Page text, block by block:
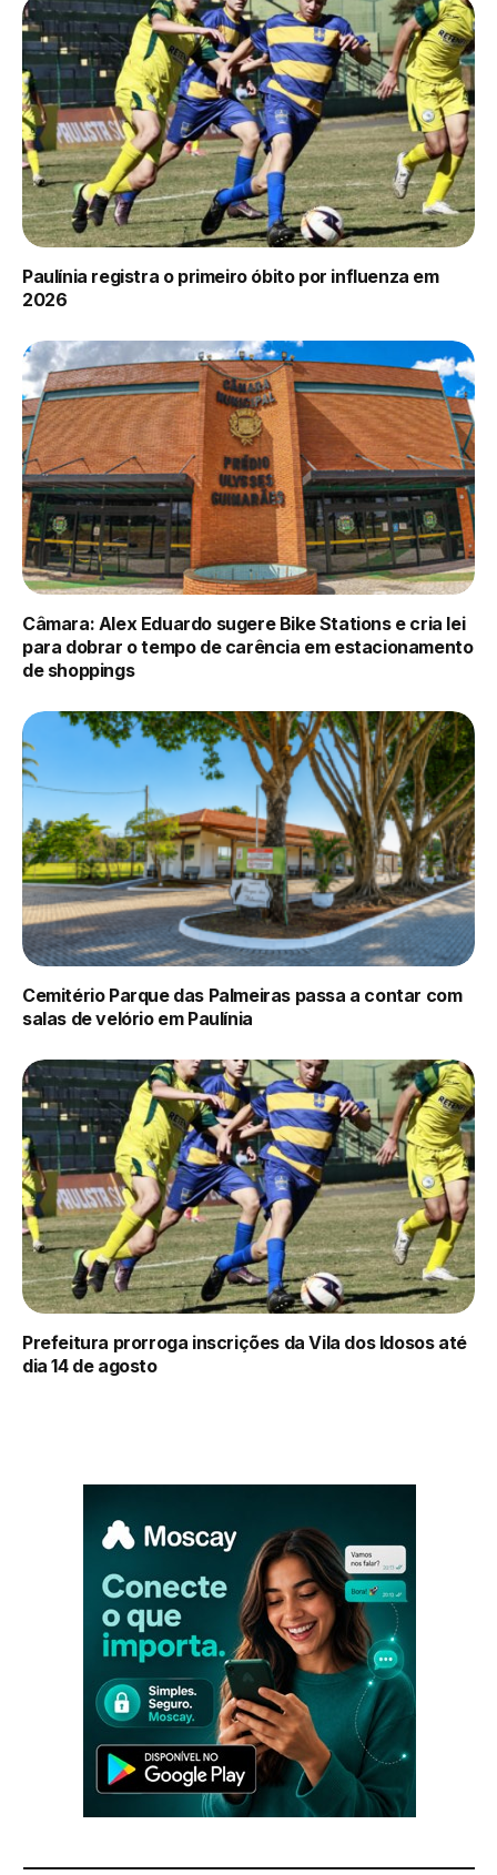
Paulínia registra o primeiro óbito por influenza em
2026
Câmara: Alex Eduardo sugere Bike Stations e cria lei
para dobrar o tempo de carência em estacionamento
de shoppings
Cemitério Parque das Palmeiras passa a contar com
salas de velório em Paulínia
Prefeitura prorroga inscrições da Vila dos Idosos até
dia 14 de agosto